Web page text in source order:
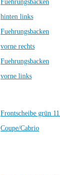
Fuehrungsbacken
hinten links
Fuehrungsbacken
vorne rechts
Fuehrungsbacken
vorne links
Frontscheibe grün
Coupe/Cabrio